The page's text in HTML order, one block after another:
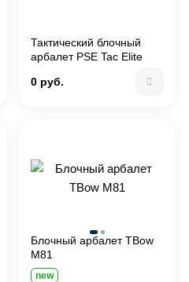
Тактический блочный
арбалет PSE Tac Elite
0 руб.
Блочный арбалет TBow
M81
new